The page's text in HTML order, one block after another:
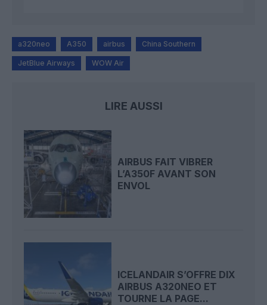
a320neo A350 airbus China Southern
JetBlue Airways WOW Air
LIRE AUSSI
AIRBUS FAIT VIBRER
L’A350F AVANT SON
ENVOL
ICELANDAIR S’OFFRE DIX
AIRBUS A320NEO ET
TOURNE LA PAGE...